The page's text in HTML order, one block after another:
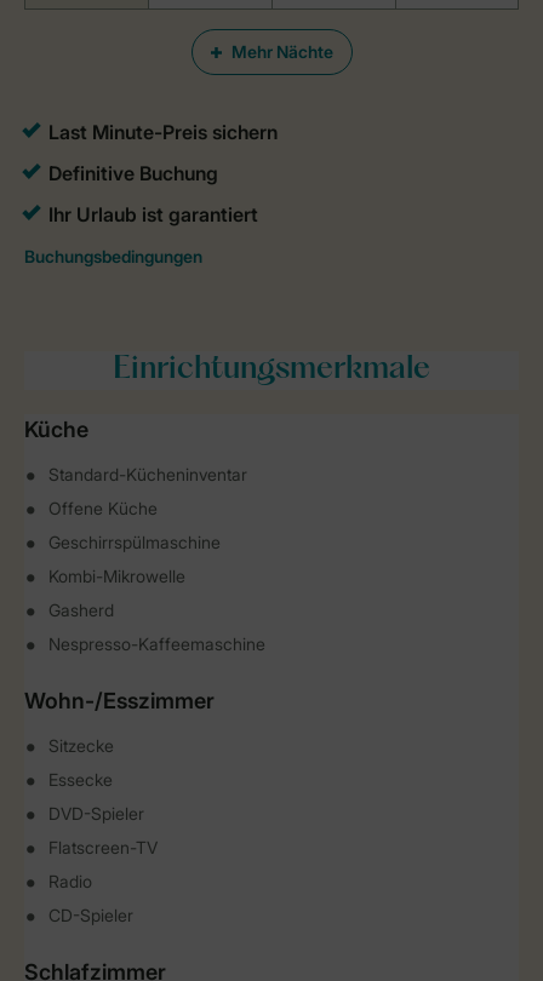
Mehr Nächte
Einrichtungsmerkmale
Küche
Standard-Kücheninventar
Offene Küche
Geschirrspülmaschine
Kombi-Mikrowelle
Gasherd
Nespresso-Kaffeemaschine
Wohn-/Esszimmer
Sitzecke
Essecke
DVD-Spieler
Flatscreen-TV
Radio
CD-Spieler
Schlafzimmer